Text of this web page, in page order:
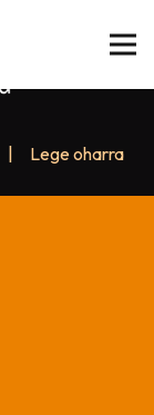
Lege oharra